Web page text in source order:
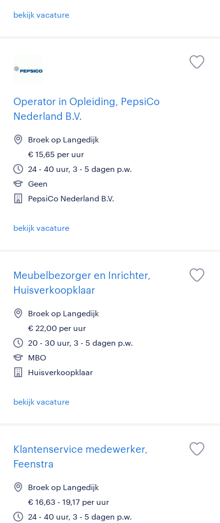
bekijk vacature
Operator in Opleiding, PepsiCo
Nederland B.V.
Broek op Langedijk
€ 15,65 per uur
24 - 40 uur, 3 - 5 dagen p.w.
Geen
PepsiCo Nederland B.V.
bekijk vacature
Meubelbezorger en Inrichter,
Huisverkoopklaar
Broek op Langedijk
€ 22,00 per uur
20 - 30 uur, 3 - 5 dagen p.w.
MBO
Huisverkoopklaar
bekijk vacature
Klantenservice medewerker,
Feenstra
Broek op Langedijk
€ 16,63 - 19,17 per uur
24 - 40 uur, 3 - 5 dagen p.w.